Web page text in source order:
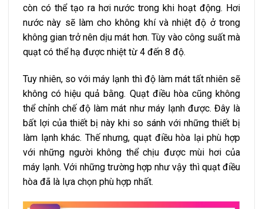
còn có thể tạo ra hơi nước trong khi hoạt động. Hơi
nước này sẽ làm cho không khí và nhiệt độ ở trong
không gian trở nên dịu mát hơn. Tùy vào công suất mà
quạt có thể hạ được nhiệt từ 4 đến 8 độ.
Tuy nhiên, so với máy lạnh thì độ làm mát tất nhiên sẽ
không có hiệu quả bằng. Quạt điều hòa cũng không
thể chỉnh chế độ làm mát như máy lạnh được. Đây là
bất lợi của thiết bị này khi so sánh với những thiết bị
làm lạnh khác. Thế nhưng, quạt điều hòa lại phù hợp
với những người không thể chịu được mùi hơi của
máy lạnh. Với những trường hợp như vậy thì quạt điều
hòa đã là lựa chọn phù hợp nhất.